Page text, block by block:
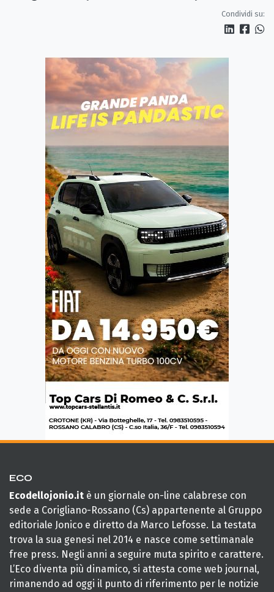
Condividi su:
ECO
Ecodellojonio.it è un giornale on-line calabrese con
sede a Corigliano-Rossano (Cs) appartenente al Gruppo
editoriale Jonico e diretto da Marco Lefosse. La testata
trova la sua genesi nel 2014 e nasce come settimanale
free press. Negli anni a seguire muta spirito e carattere.
L’Eco diventa più dinamico, si attesta come web journal,
rimanendo ad oggi il punto di riferimento per le notizie